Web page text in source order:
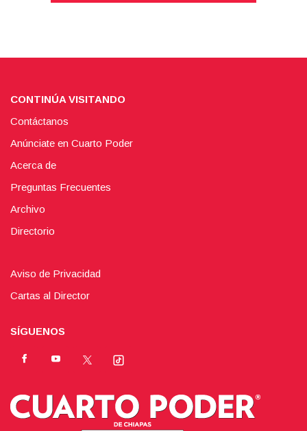
CONTINÚA VISITANDO
Contáctanos
Anúnciate en Cuarto Poder
Acerca de
Preguntas Frecuentes
Archivo
Directorio
Aviso de Privacidad
Cartas al Director
SÍGUENOS